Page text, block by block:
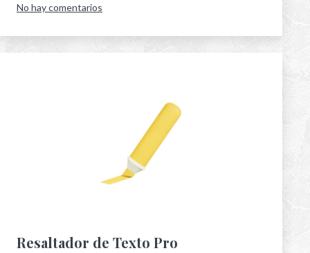
No hay comentarios
Resaltador de Texto Pro